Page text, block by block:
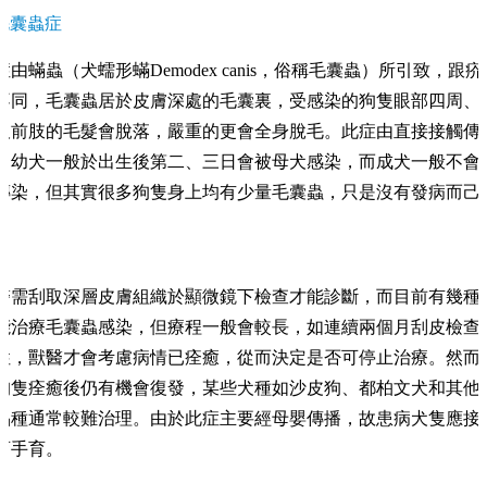
囊蟲症
由蟎蟲（犬蠕形蟎Demodex canis，俗稱毛囊蟲）所引致，跟疥
同，毛囊蟲居於皮膚深處的毛囊裏，受感染的狗隻眼部四周、
前肢的毛髮會脫落，嚴重的更會全身脫毛。此症由直接接觸傳
幼犬一般於出生後第二、三日會被母犬感染，而成犬一般不會
染，但其實很多狗隻身上均有少量毛囊蟲，只是沒有發病而己
需刮取深層皮膚組織於顯微鏡下檢查才能診斷，而目前有幾種
治療毛囊蟲感染，但療程一般會較長，如連續兩個月刮皮檢查
，獸醫才會考慮病情已痊癒，從而決定是否可停止治療。然而
隻痊癒後仍有機會復發，某些犬種如沙皮狗、都柏文犬和其他
種通常較難治理。由於此症主要經母嬰傳播，故患病犬隻應接
手育。